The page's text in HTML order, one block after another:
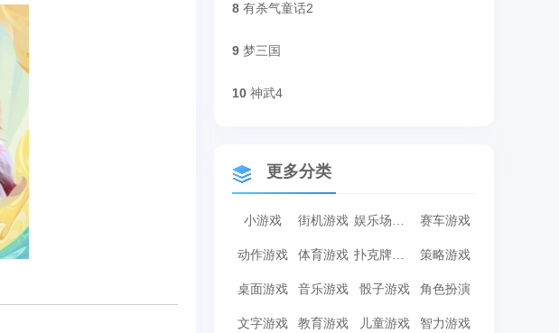
8 有杀气童话2
9 梦三国
10 神武4
更多分类
小游戏 街机游戏 赛车游戏
动作游戏 体育游戏 策略游戏
桌面游戏 音乐游戏 骰子游戏 角色扮演
文字游戏 教育游戏 儿童游戏 智力游戏